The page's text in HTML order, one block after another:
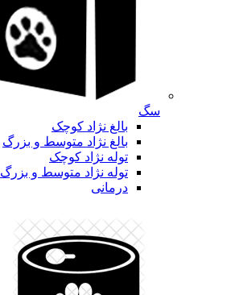
سگ
بالغ نژاد کوچک
بالغ نژاد متوسط و بزرگ
توله نژاد کوچک
توله نژاد متوسط و بزرگ
درمانی